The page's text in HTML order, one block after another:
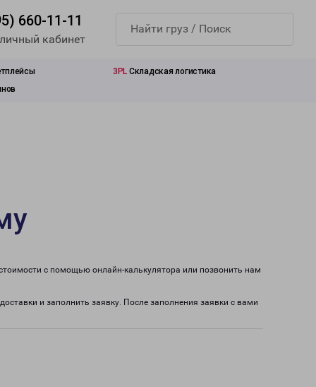
660-11-11
кабинет
3PL Складская логистика
с помощью онлайн-калькулятора или позвонить нам
и заполнить заявку. После заполнения заявки с вами